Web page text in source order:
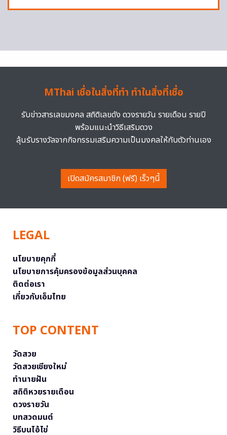
MThai เชื่อในสิ่งที่ทำ ทำในสิ่งที่เชื่อ
รับข่าวสารเลขมงคล สถิติเลขดัง ดวงรายวัน รายเดือน รายปี
พร้อมแนะนำวิธีเสริมดวง
ลุ้นรับรางวัลจากกิจกรรมเสริมความเป็นมงคลให้กับตัวท่านเอง
เปิดสมัครสมาชิก (ฟรี) เร็วๆนี้
LEGAL
นโยบายคุกกี้
นโยบายการคุ้มครองข้อมูลส่วนบุคคล
ติดต่อเรา
เกี่ยวกับเอ็มไทย
TOP CONTENT
วัดสวย
วัดสวยเชียงใหม่
ทำนายฝัน
สถิติหวยรายเดือน
ดวงรายวัน
บทสวดมนต์
วิธีบนไอ้ไข่